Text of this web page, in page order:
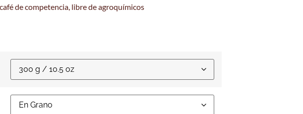
de competencia, libre de agroquímicos